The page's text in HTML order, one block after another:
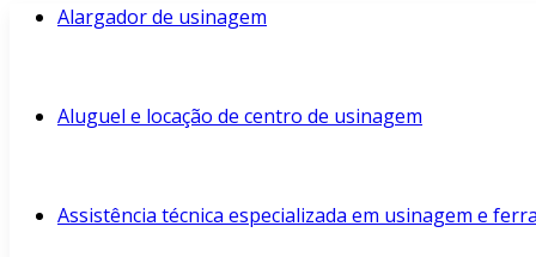
Alargador de usinagem
Aluguel e locação de centro de usinagem
Assistência técnica especializada em usinagem e